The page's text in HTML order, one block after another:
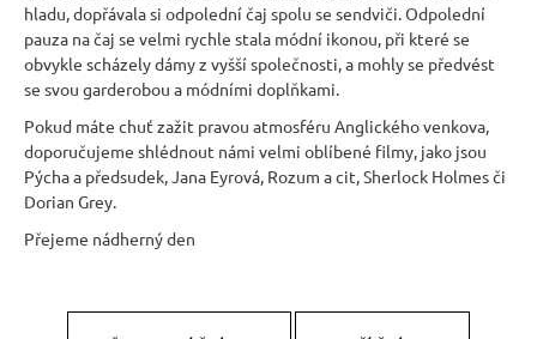
hladu, dopřávala si odpolední čaj spolu se sendviči. Odpolední
pauza na čaj se velmi rychle stala módní ikonou, při které se
obvykle scházely dámy z vyšší společnosti, a mohly se předvést
se svou garderobou a módními doplňkami.
Pokud máte chuť zažit pravou atmosféru Anglického venkova,
doporučujeme shlédnout námi velmi oblíbené filmy, jako jsou
Pýcha a předsudek, Jana Eyrová, Rozum a cit, Sherlock Holmes či
Dorian Grey.
Přejeme nádherný den